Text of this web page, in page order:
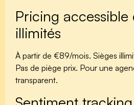
Pricing accessible
illimités
À partir de €89/mois. Sièges
Pas de piège prix. Pour une
transparent.